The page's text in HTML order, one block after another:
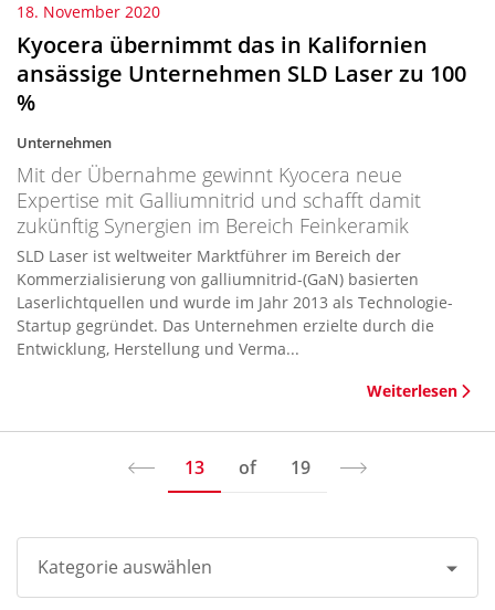
18. November 2020
Kyocera übernimmt das in Kalifornien
ansässige Unternehmen SLD Laser zu 100
%
Unternehmen
Mit der Übernahme gewinnt Kyocera neue
Expertise mit Galliumnitrid und schafft damit
zukünftig Synergien im Bereich Feinkeramik
SLD Laser ist weltweiter Marktführer im Bereich der
Kommerzialisierung von galliumnitrid-(GaN) basierten
Laserlichtquellen und wurde im Jahr 2013 als Technologie-
Startup gegründet. Das Unternehmen erzielte durch die
Entwicklung, Herstellung und Verma...
Weiterlesen
13 of 19
Kategorie auswählen